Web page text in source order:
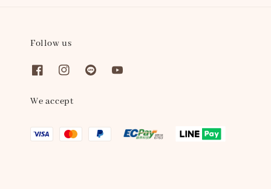
Follow us
We accept